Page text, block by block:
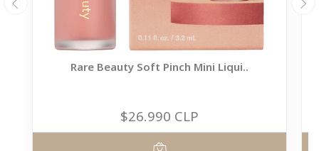
Rare Beauty Soft Pinch Mini Liqui..
$26.990 CLP